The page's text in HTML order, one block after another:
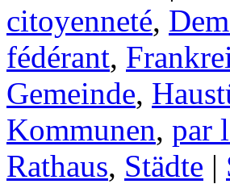
citoyenneté,
fédérant,
Gemeinde,
Kommunen, par
Rathaus, Städte |